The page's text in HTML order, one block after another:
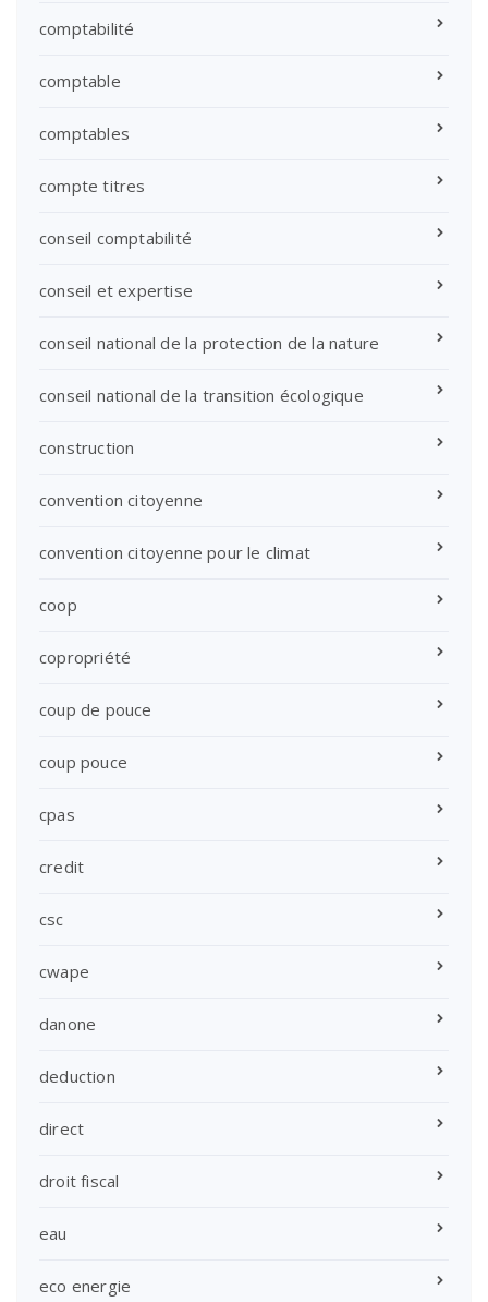
comptabilité
comptable
comptables
compte titres
conseil comptabilité
conseil et expertise
conseil national de la protection de la nature
conseil national de la transition écologique
construction
convention citoyenne
convention citoyenne pour le climat
coop
copropriété
coup de pouce
coup pouce
cpas
credit
csc
cwape
danone
deduction
direct
droit fiscal
eau
eco energie